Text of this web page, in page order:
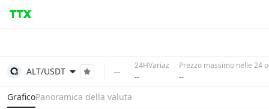
ALT/USDT --
24HVariaz
--
Prezzo massimo nelle 24
--
GraficoPanoramica della valuta